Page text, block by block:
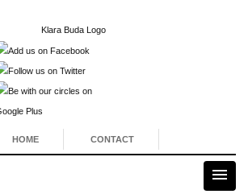
HOME CONTACT